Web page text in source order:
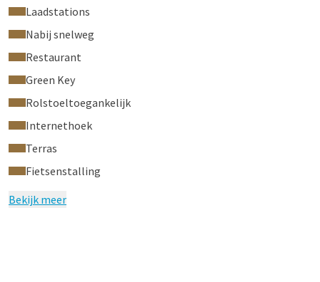
Laadstations
Nabij snelweg
Restaurant
Green Key
Rolstoeltoegankelijk
Internethoek
Terras
Fietsenstalling
Bekijk meer